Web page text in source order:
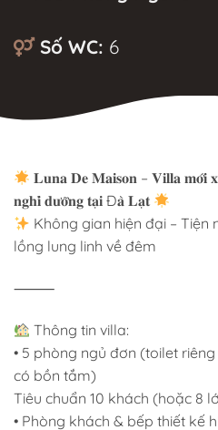
Số WC: 6
𝐋𝐮𝐧𝐚 𝐃𝐞 𝐌𝐚𝐢𝐬𝐨𝐧 – 𝐕𝐢𝐥𝐥𝐚
𝐧𝐠𝐡𝐢̉ 𝐝𝐮̛𝐨̛̃𝐧𝐠 𝐭𝐚̣𝐢 Đ𝐚̀ 𝐋𝐚̣𝐭
Không gian hiện đại – Tiện
lồng lung linh về đêm
⸻
Thông tin villa:
• 5 phòng ngủ đơn (toilet
có bồn tắm)
Tiêu chuẩn 10 khách (hoặc 8
• Phòng khách & bếp thiết kế